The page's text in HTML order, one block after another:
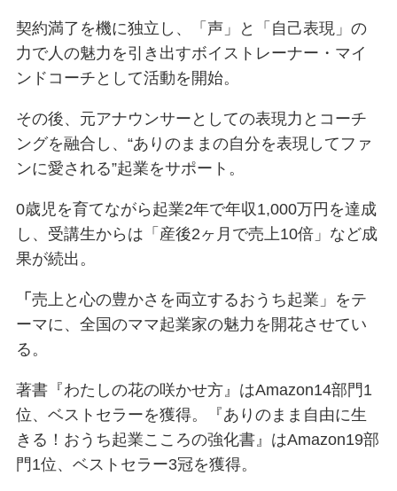
契約満了を機に独立し、「声」と「自己表現」の
力で人の魅力を引き出すボイストレーナー・マイ
ンドコーチとして活動を開始。
その後、元アナウンサーとしての表現力とコーチ
ングを融合し、“ありのままの自分を表現してファ
ンに愛される”起業をサポート。
0歳児を育てながら起業2年で年収1,000万円を達成
し、受講生からは「産後2ヶ月で売上10倍」など成
果が続出。
「 売上と心の豊かさを両立するおうち起業」をテ
ーマに、全国のママ起業家の魅力を開花させてい
る。
著書『わたしの花の咲かせ方』はAmazon14部門1
位、ベストセラーを獲得。『ありのまま自由に生
きる！おうち起業こころの強化書』はAmazon19部
門1位、ベストセラー3冠を獲得。